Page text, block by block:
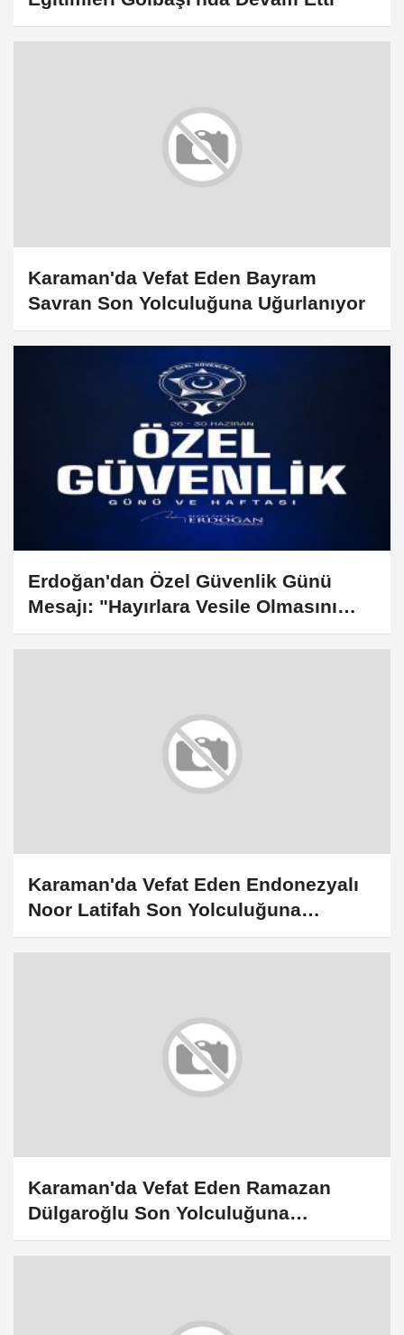
Karaman'da Vefat Eden Bayram
Savran Son Yolculuğuna Uğurlanıyor
Erdoğan'dan Özel Güvenlik Günü
Mesajı: "Hayırlara Vesile Olmasını
Diliyorum"
Karaman'da Vefat Eden Endonezyalı
Noor Latifah Son Yolculuğuna
Uğurlanıyor
Karaman'da Vefat Eden Ramazan
Dülgaroğlu Son Yolculuğuna
Uğurlanıyor